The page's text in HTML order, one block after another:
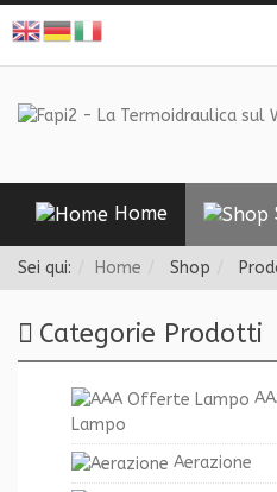
Home
Sei qui: Home Shop
Categorie Prodotti
Lampo
Aerazione